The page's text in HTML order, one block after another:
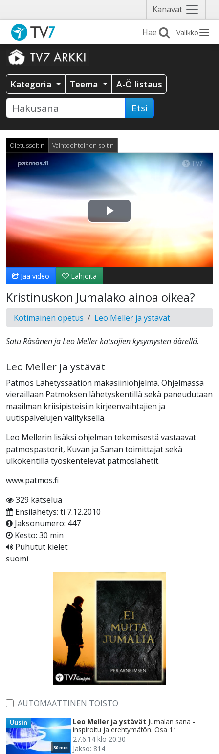
Kanavat Näytä
valikko
Valikko
Kategoria Teema A-Ö listaus
Etsi
Oletussoitin Vaihtoehtoinen soitin
Toista
Video
Jaa video Lahjoita
Kristinuskon Jumalako ainoa oikea?
Kotimainen opetus Leo Meller ja ystävät
Satu Räsänen ja Leo Meller katsojien kysymysten äärellä.
Leo Meller ja ystävät
Patmos Lähetyssäätiön makasiiniohjelma. Ohjelmassa
vieraillaan Patmoksen lähetyskentillä sekä paneudutaan
maailman kriisipisteisiin kirjeenvaihtajien ja
uutispalvelujen välityksellä.
Leo Mellerin lisäksi ohjelman tekemisestä vastaavat
patmospastorit, Kuvan ja Sanan toimittajat sekä
ulkokentillä työskentelevät patmoslähetit.
www.patmos.fi
329 katselua
Ensilähetys: ti 7.12.2010
Jaksonumero: 447
Kesto: 30 min
Puhutut kielet:
suomi
AUTOMAATTINEN TOISTO
30 min
Uusin Leo Meller ja ystävät Jumalan sana -
inspiroitu ja erehtymätön. Osa 11
27.6.14 klo 20.30
Jakso: 814